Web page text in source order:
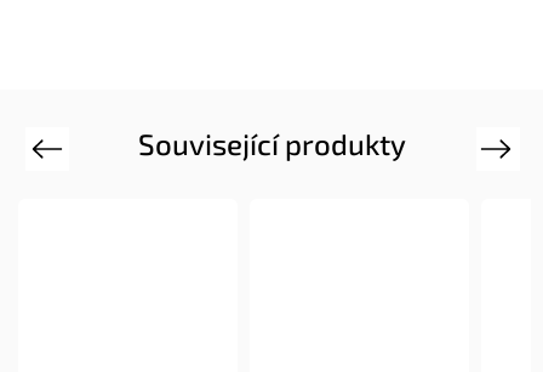
Související produkty
Previous Next